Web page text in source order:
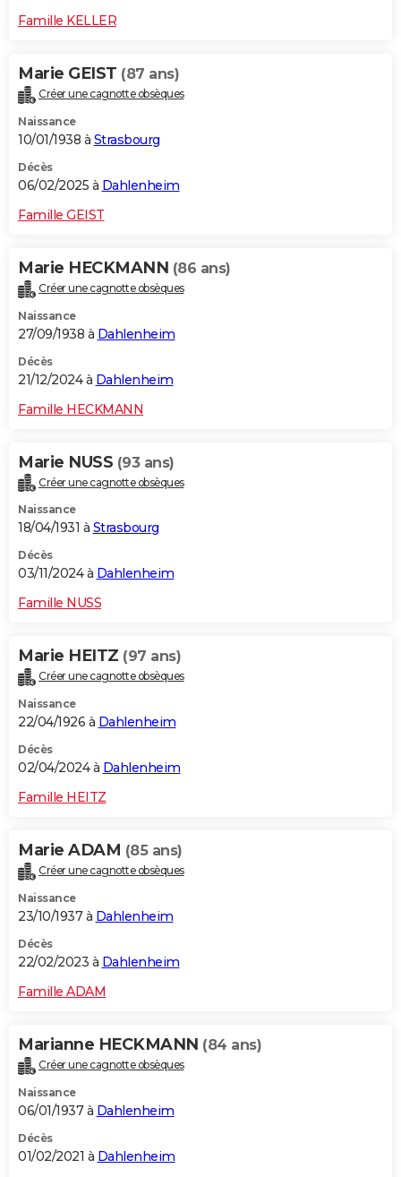
Famille KELLER
Marie GEIST (87 ans)
Créer une cagnotte obsèques
Naissance
10/01/1938 à Strasbourg
Décès
06/02/2025 à Dahlenheim
Famille GEIST
Marie HECKMANN (86 ans)
Créer une cagnotte obsèques
Naissance
27/09/1938 à Dahlenheim
Décès
21/12/2024 à Dahlenheim
Famille HECKMANN
Marie NUSS (93 ans)
Créer une cagnotte obsèques
Naissance
18/04/1931 à Strasbourg
Décès
03/11/2024 à Dahlenheim
Famille NUSS
Marie HEITZ (97 ans)
Créer une cagnotte obsèques
Naissance
22/04/1926 à Dahlenheim
Décès
02/04/2024 à Dahlenheim
Famille HEITZ
Marie ADAM (85 ans)
Créer une cagnotte obsèques
Naissance
23/10/1937 à Dahlenheim
Décès
22/02/2023 à Dahlenheim
Famille ADAM
Marianne HECKMANN (84 ans)
Créer une cagnotte obsèques
Naissance
06/01/1937 à Dahlenheim
Décès
01/02/2021 à Dahlenheim